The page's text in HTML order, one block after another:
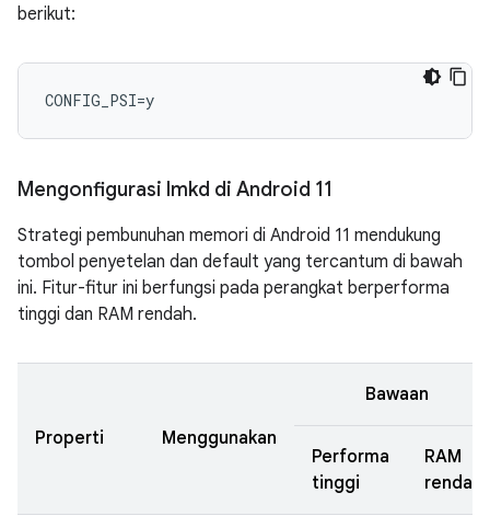
berikut:
CONFIG_PSI=y
Mengonfigurasi lmkd di Android 11
Strategi pembunuhan memori di Android 11 mendukung
tombol penyetelan dan default yang tercantum di bawah
ini. Fitur-fitur ini berfungsi pada perangkat berperforma
tinggi dan RAM rendah.
Properti Menggunakan
Bawaan
Performa
tinggi
RAM
rendah